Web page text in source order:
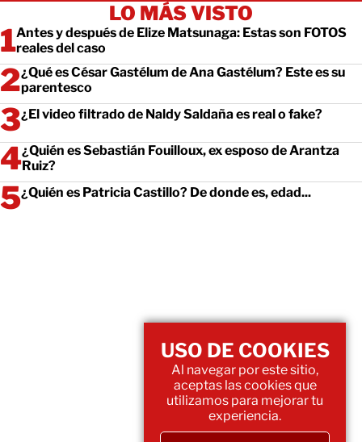
LO MÁS VISTO
Antes y después de Elize Matsunaga: Estas son FOTOS
reales del caso
¿Qué es César Gastélum de Ana Gastélum? Este es su
parentesco
¿El video filtrado de Naldy Saldaña es real o fake?
¿Quién es Sebastián Fouilloux, ex esposo de Arantza
Ruiz?
¿Quién es Patricia Castillo? De donde es, edad...
USO DE COOKIES
Al navegar por este sitio,
aceptas las cookies que
utilizamos para mejorar tu
experiencia.